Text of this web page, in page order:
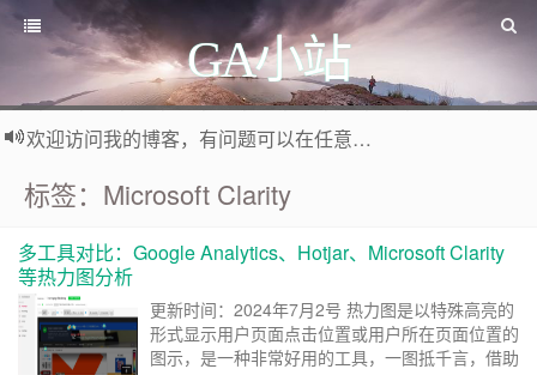
GA小站
欢迎访问我的博客，有问题可以在任意文章底部留言评论
标签：Microsoft Clarity
多工具对比：Google Analytics、Hotjar、Microsoft Clarity
等热力图分析
更新时间：2024年7月2号 热力图是以特殊高亮的
形式显示用户页面点击位置或用户所在页面位置的
图示，是一种非常好用的工具，一图抵千言，借助